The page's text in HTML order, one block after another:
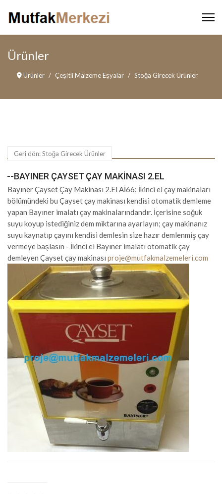
Ürünler
Ürünler Çeşitli Malzeme Eşyalar Stoğa Girecek Ürünler
Geri dön: Stoğa Girecek Ürünler
--BAYINER ÇAYSET ÇAY MAKINASI 2.EL
Bayıner Çayset Çay Makinası 2.El Aİ66: İkinci el çay makinaları
bölümündeki bu Çayset çay makinası kendisi otomatik demleme
yapan Bayıner imalatı çay makinalarındandır. İçerisine soğuk
suyu koyup istediğiniz dem miktarına ayarlayın; çay makinanız
suyu kaynatıp çayını kendisi demlesin size hazır demlenmiş çay
vermeye başlasın - İkinci el Bayıner imalatı otomatik çay
demleyen Çayset çay makinası proje@mutfakmalzemeleri.com